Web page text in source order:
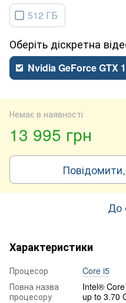
512 ГБ
діскретна
Nvidia GeForce GTX
Немає в наявності
13 995 грн
До
Характеристики
Процесор
Core i5
Повна назва
процесору
Intel®
up to 3.70